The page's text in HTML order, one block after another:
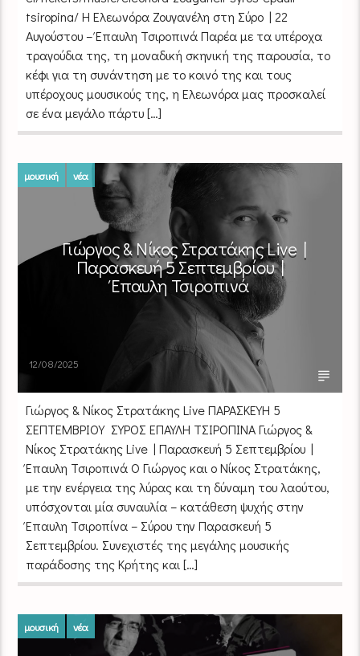
tsiropina/ Η Ελεωνόρα Ζουγανέλη ​στη Σύρο | 22
Αυγούστου – Έπαυλη Τσιροπινά Παρέα με τα υπέροχα
τραγούδια της, τη μοναδική σκηνική της παρουσία, το
κέφι για τη συνάντηση με το κοινό της και τους
υπέροχους μουσικούς της, η Ελεωνόρα μας προσκαλεί
σε ένα μεγάλο πάρτυ […]
μουσική νέα
​Γιώργος & Νίκος Στρατάκης Live |
Παρασκευή 5 Σεπτεμβρίου |
Έπαυλη Τσιροπινά
12/08/2025
​Γιώργος & Νίκος Στρατάκης Live ΠΑΡΑΣΚΕΥΗ 5
ΣΕΠΤΕΜΒΡΙΟΥ ΣΥΡΟΣ ΕΠΑΥΛΗ ΤΣΙΡΟΠΙΝΑ ​Γιώργος &
Νίκος Στρατάκης Live | Παρασκευή 5 Σεπτεμβρίου |
Έπαυλη Τσιροπινά Ο Γιώργος και ο Νίκος Στρατάκης,
με την ενέργεια της λύρας και τη δύναμη του λαούτου,
υπόσχονται μία συναυλία – κατάθεση ψυχής στην
Έπαυλη Τσιροπίνα – Σύρου την Παρασκευή 5
Σεπτεμβρίου. Συνεχιστές της μεγάλης μουσικής
παράδοσης της Κρήτης και […]
μουσική νέα